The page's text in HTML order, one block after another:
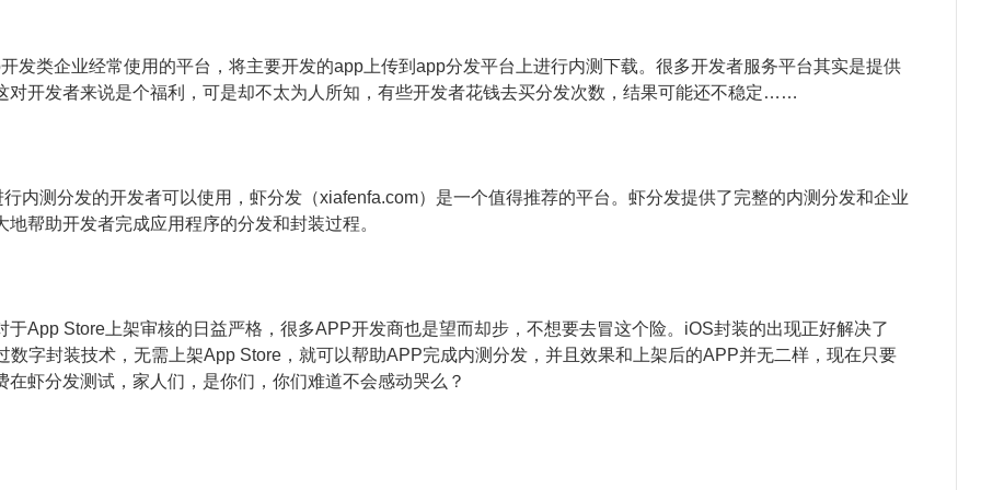
发类企业经常使用的平台，将主要开发的app上传到app分发平台上进行内测下载。很多开发者服务平台其实是提供
对开发者来说是个福利，可是却不太为人所知，有些开发者花钱去买分发次数，结果可能还不稳定……
内测分发的开发者可以使用，虾分发（xiafenfa.com）是一个值得推荐的平台。虾分发提供了完整的内测分发和企业
帮助开发者完成应用程序的分发和封装过程。
于App Store上架审核的日益严格，很多APP开发商也是望而却步，不想要去冒这个险。iOS封装的出现正好解决了
数字封装技术，无需上架App Store，就可以帮助APP完成内测分发，并且效果和上架后的APP并无二样，现在只要
在虾分发测试，家人们，是你们，你们难道不会感动哭么？